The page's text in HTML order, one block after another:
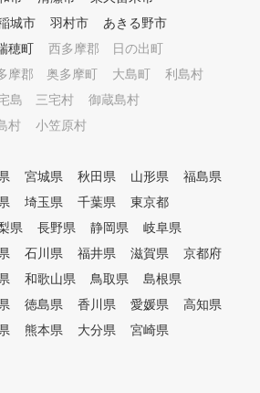
スン実
城市 羽村市
あきる野市
穂町
西多摩郡 日の出町
摩郡 奥多摩町 大島町
利島村
島 三宅村
御蔵島村
村
小笠原村
宮城県 秋田県 山形県
福島県
埼玉県 千葉県
東京都
県 長野県 静岡県
岐阜県
石川県 福井県 滋賀県
京都府
和歌山県 鳥取県
島根県
徳島県 香川県 愛媛県
高知県
熊本県 大分県
宮崎県